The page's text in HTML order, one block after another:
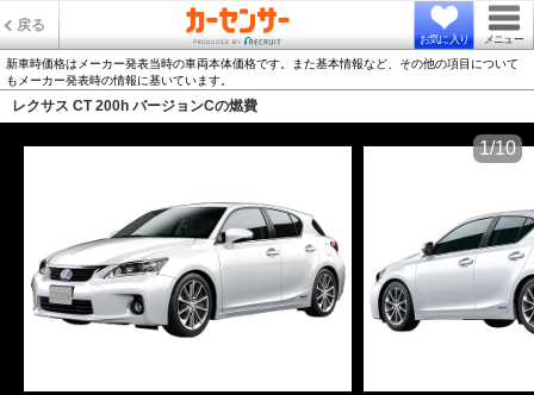
戻る
お気に入り メニュー
新車時価格はメーカー発表当時の車両本体価格です。また基本情報など、その他の項目について
もメーカー発表時の情報に基いています。
レクサス CT 200h バージョンCの燃費
1/10